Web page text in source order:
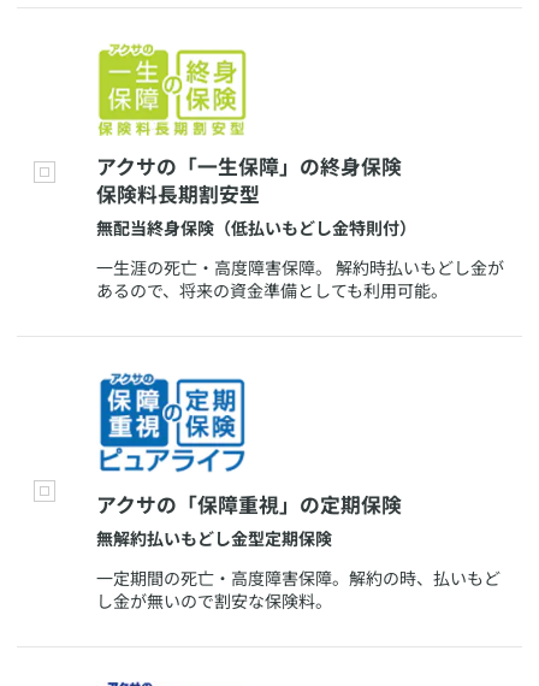
​アクサの「一生保障」の終身保険
保険料長期割安型
​無配当終身保険（低払いもどし金特則付）
​一生涯の死亡・高度障害保障。 解約時払いもどし金が
あるので、将来の資金準備としても利用可能。
​アクサの「保障重視」の定期保険
​無解約払いもどし金型定期保険
​一定期間の死亡・高度障害保障。解約の時、払いもど
し金が無いので割安な保険料。